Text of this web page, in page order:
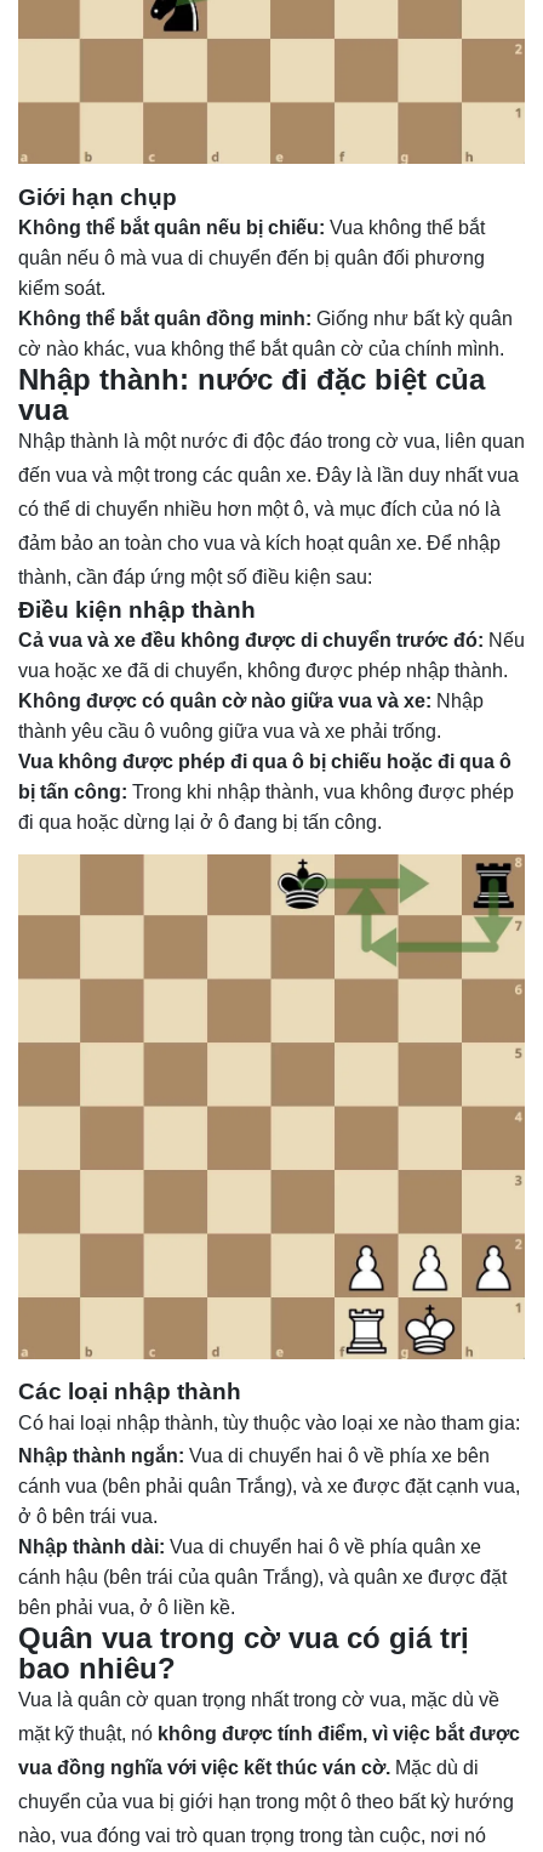
Giới hạn chụp
Không thể bắt quân nếu bị chiếu: Vua không thể bắt
quân nếu ô mà vua di chuyển đến bị quân đối phương
kiểm soát.
Không thể bắt quân đồng minh: Giống như bất kỳ quân
cờ nào khác, vua không thể bắt quân cờ của chính mình.
Nhập thành: nước đi đặc biệt của
vua
Nhập thành là một nước đi độc đáo trong cờ vua, liên quan
đến vua và một trong các quân xe. Đây là lần duy nhất vua
có thể di chuyển nhiều hơn một ô, và mục đích của nó là
đảm bảo an toàn cho vua và kích hoạt quân xe. Để nhập
thành, cần đáp ứng một số điều kiện sau:
Điều kiện nhập thành
Cả vua và xe đều không được di chuyển trước đó: Nếu
vua hoặc xe đã di chuyển, không được phép nhập thành.
Không được có quân cờ nào giữa vua và xe: Nhập
thành yêu cầu ô vuông giữa vua và xe phải trống.
Vua không được phép đi qua ô bị chiếu hoặc đi qua ô
bị tấn công: Trong khi nhập thành, vua không được phép
đi qua hoặc dừng lại ở ô đang bị tấn công.
Các loại nhập thành
Có hai loại nhập thành, tùy thuộc vào loại xe nào tham gia:
Nhập thành ngắn: Vua di chuyển hai ô về phía xe bên
cánh vua (bên phải quân Trắng), và xe được đặt cạnh vua,
ở ô bên trái vua.
Nhập thành dài: Vua di chuyển hai ô về phía quân xe
cánh hậu (bên trái của quân Trắng), và quân xe được đặt
bên phải vua, ở ô liền kề.
Quân vua trong cờ vua có giá trị
bao nhiêu?
Vua là quân cờ quan trọng nhất trong cờ vua, mặc dù về
mặt kỹ thuật, nó không được tính điểm, vì việc bắt được
vua đồng nghĩa với việc kết thúc ván cờ. Mặc dù di
chuyển của vua bị giới hạn trong một ô theo bất kỳ hướng
nào, vua đóng vai trò quan trọng trong tàn cuộc, nơi nó